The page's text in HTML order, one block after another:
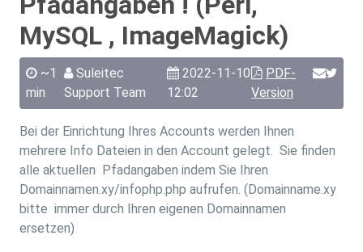
MySQL , ImageMagick)
~1
min
Suleitec
Support Team
2022-11-10
12:02
PDF-
Version
Bei der Einrichtung Ihres Accounts werden Ihnen
mehrere Info Dateien in den Account gelegt. Sie finden
alle aktuellen Pfadangaben indem Sie Ihren
Domainnamen.xy/infophp.php aufrufen. (Domainname.xy
bitte immer durch Ihren eigenen Domainnamen
ersetzen)